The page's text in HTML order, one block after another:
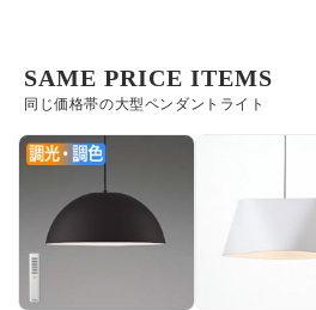
同じ価格帯の大型ペンダントライト
SAME PRICE ITEMS